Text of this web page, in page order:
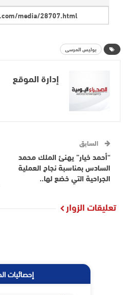
بوليس المرسى
إدارة الموقع
السابق
“أحمد خيار” يهنئ الملك محمد
السادس بمناسبة نجاح العملية
الجراحية التي خضع لها..
تعليقات الزوار
إحصائيات